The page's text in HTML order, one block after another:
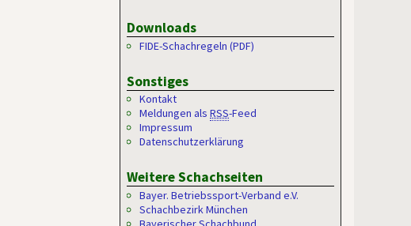
Downloads
FIDE-Schachregeln (PDF)
Sonstiges
Kontakt
Meldungen alsRSS-Feed
Impressum
Datenschutzerklärung
Weitere Schachseiten
Bayer. Betriebssport-Verband e.V.
Schachbezirk München